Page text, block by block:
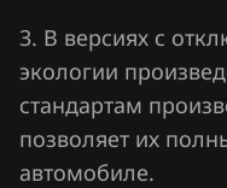
Mitsubishi
Nissan
Omoda
3. В версиях с
экологии
стандартам
позволяет их
автомобиле.